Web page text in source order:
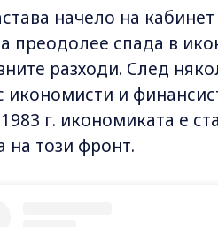
начело на
преодолее спада в
разходи. След
икономисти и
г. икономиката е
на този фронт.